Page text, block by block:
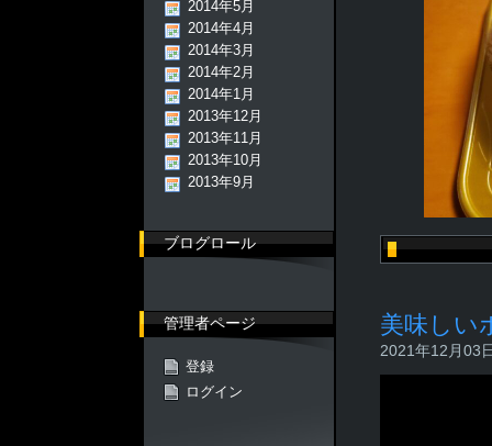
美味しい
2021年12月03
2014年5月
2014年4月
2014年3月
2014年2月
2014年1月
2013年12月
2013年11月
2013年10月
2013年9月
ブログロール
管理者ページ
登録
ログイン